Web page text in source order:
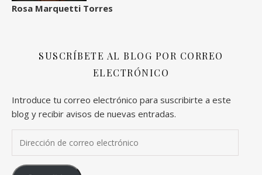
Rosa Marquetti Torres
SUSCRÍBETE AL BLOG POR CORREO
ELECTRÓNICO
Introduce tu correo electrónico para suscribirte a este
blog y recibir avisos de nuevas entradas.